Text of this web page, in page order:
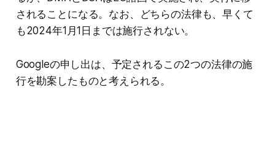
されることになる。なお、どちらの法律も、早くて
も2024年1月1日までは施行されない。
Googleの申し出は、予定されるこの2つの法律の施
行を勘案したものと考えられる。